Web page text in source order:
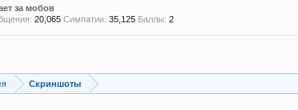
за мобов
20,065 Симпатии: 35,125 Баллы: 2
Скриншоты